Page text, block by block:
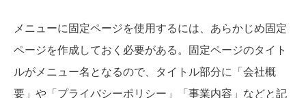
メニューに固定ページを使用するには、あらかじめ固定
ページを作成しておく必要がある。固定ページのタイト
ルがメニュー名となるので、タイトル部分に「会社概
要」や「プライバシーポリシー」「事業内容」などと記